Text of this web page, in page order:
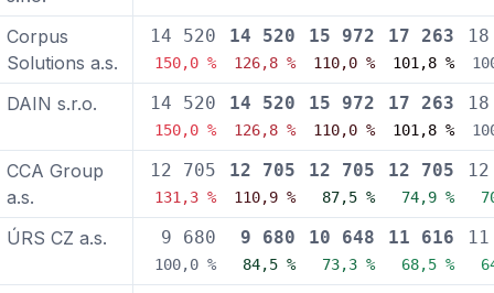
Corpus
Solutions a.s.
14 520
150,0 %
14 520
126,8 %
15 972
110,0 %
17 263
101,8 %
DAIN s.r.o. 14 520
150,0 %
14 520
126,8 %
15 972
110,0 %
17 263
101,8 %
CCA Group
a.s.
12 705
131,3 %
12 705
110,9 %
12 705
87,5 %
12 705
74,9 %
ÚRS CZ a.s. 9 680
100,0 %
9 680
84,5 %
10 648
73,3 %
11 616
68,5 %